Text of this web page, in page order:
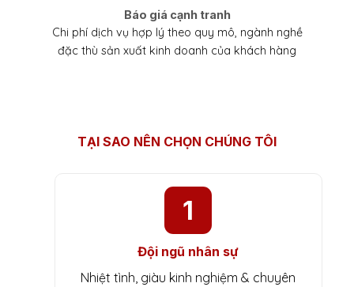
Báo giá cạnh tranh
Chi phí dịch vụ hợp lý theo quy mô, ngành nghề
đặc thù sản xuất kinh doanh của khách hàng
TẠI SAO NÊN CHỌN CHÚNG TÔI
1
Đội ngũ nhân sự
Nhiệt tình, giàu kinh nghiệm & chuyên